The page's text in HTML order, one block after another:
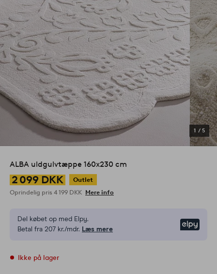
1 / 5
ALBA uldgulvtæppe 160x230 cm
2 099 DKK
Outlet
Oprindelig pris 4 199 DKK Mere info
Del købet op med Elpy.
Betal fra 207 kr./mdr. Læs mere
Ikke på lager